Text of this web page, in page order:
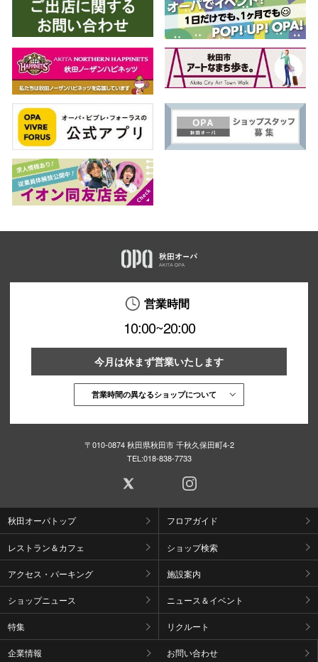
営業時間
10:00~20:00
今月は休まず営業いたします
営業時間の異なるショップについて
〒010-0874 秋田県秋田市 千秋久保田町4-2
TEL:018-838-7733
秋田オーパトップ フロアガイド
レストラン＆カフェ ショップ検索
アクセス・パーキング 施設案内
ショップニュース ニュース＆イベント
特集 リクルート
企業情報 お問い合わせ